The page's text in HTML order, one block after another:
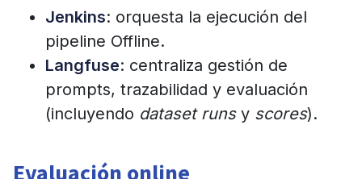
Jenkins: orquesta la ejecución del
pipeline Offline.
Langfuse: centraliza gestión de
prompts, trazabilidad y evaluación
(incluyendo dataset runsy scores).
Evaluación online